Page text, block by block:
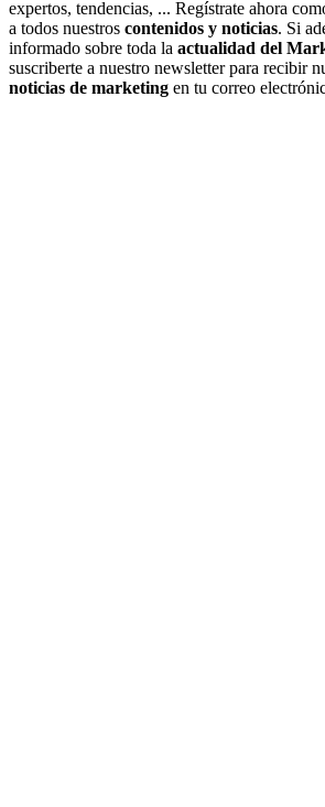
expertos, tendencias, ... Regístrate ahora
a todos nuestros contenidos y noticias. Si
informado sobre toda la actualidad del
suscriberte a nuestro newsletter para recibir
noticias de marketing en tu correo